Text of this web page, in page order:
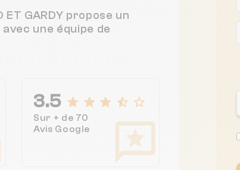
GARDY propose un
une équipe de
3.5
Sur + de 70
Avis Google